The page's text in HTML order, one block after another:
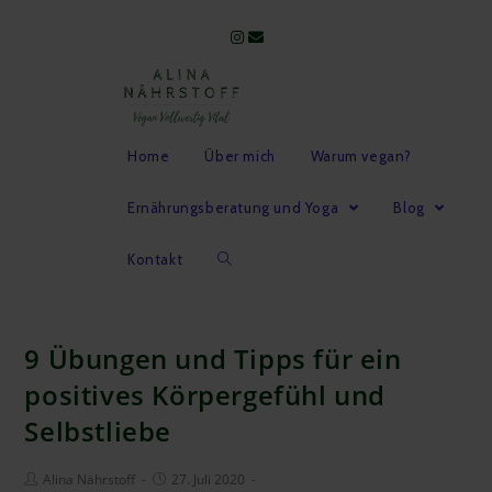
Home Über mich Warum vegan?
Ernährungsberatung und Yoga Blog
Kontakt
9 Übungen und Tipps für ein
positives Körpergefühl und
Selbstliebe
Alina Nährstoff
27. Juli 2020